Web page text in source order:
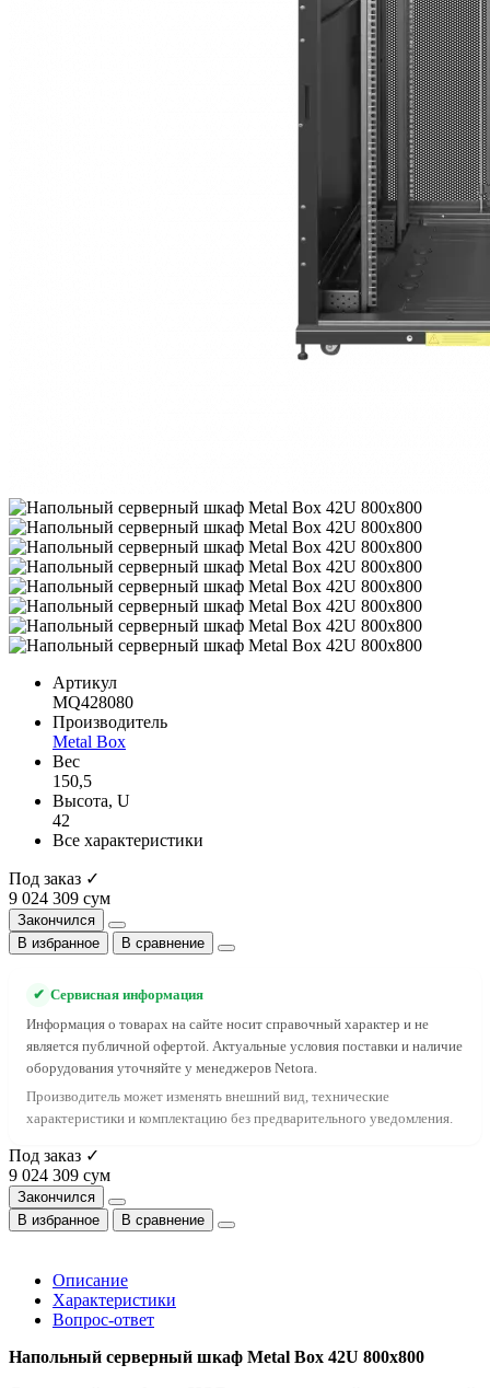
Артикул
MQ428080
Производитель
Metal Box
Вес
150,5
Высота, U
42
Все характеристики
Под заказ ✓
9 024 309 сум
Закончился
В избранное
В сравнение
✔ Сервисная информация
Информация о товарах на сайте носит справочный характер и не
является публичной офертой. Актуальные условия поставки и наличие
оборудования уточняйте у менеджеров Netora.
Производитель может изменять внешний вид, технические
характеристики и комплектацию без предварительного уведомления.
Под заказ ✓
9 024 309 сум
Закончился
В избранное
В сравнение
Описание
Характеристики
Вопрос-ответ
Напольный серверный шкаф Metal Box 42U 800х800